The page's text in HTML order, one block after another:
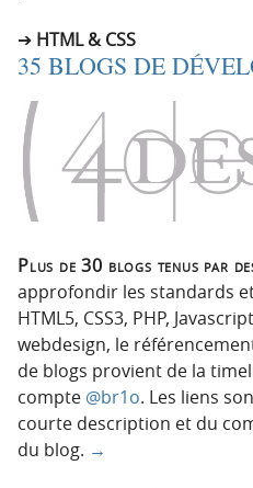
HTML & CSS
35 BLOGS DE
Plus de 30 blogs tenus par
approfondir les standards
HTML5, CSS3, PHP,
webdesign, le
de blogs provient de la
compte @br1o. Les liens
courte description et du
du blog. →